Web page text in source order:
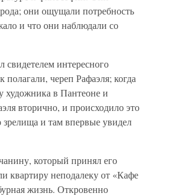
они ощущали потребность
и что они наблюдали со
свидетелем интересного
череп Рафаэля; когда
художника в Пантеоне и
вторично, и происходило это
и там впервые увидел
который принял его
квартиру неподалеку от «Кафе
жизнь. Откровенно